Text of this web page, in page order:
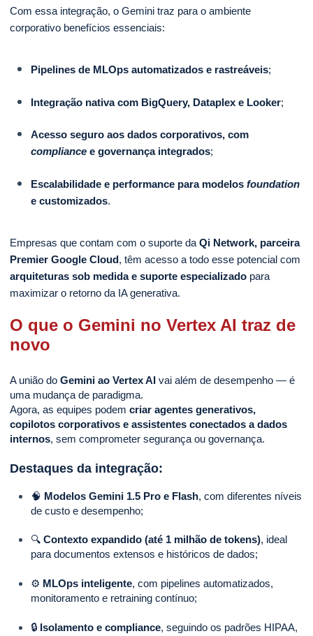
Com essa integração, o Gemini traz para o ambiente
corporativo benefícios essenciais:
Pipelines de MLOps automatizados e rastreáveis;
Integração nativa com BigQuery, Dataplex e Looker;
Acesso seguro aos dados corporativos, com
compliance e governança integrados;
Escalabilidade e performance para modelos foundation
e customizados.
Empresas que contam com o suporte da Qi Network, parceira
Premier Google Cloud, têm acesso a todo esse potencial com
arquiteturas sob medida e suporte especializado para
maximizar o retorno da IA generativa.
O que o Gemini no Vertex AI traz de
novo
A união do Gemini ao Vertex AI vai além de desempenho — é
uma mudança de paradigma.
Agora, as equipes podem criar agentes generativos,
copilotos corporativos e assistentes conectados a dados
internos, sem comprometer segurança ou governança.
Destaques da integração:
🧠 Modelos Gemini 1.5 Pro e Flash, com diferentes níveis
de custo e desempenho;
🔍 Contexto expandido (até 1 milhão de tokens), ideal
para documentos extensos e históricos de dados;
⚙️ MLOps inteligente, com pipelines automatizados,
monitoramento e retraining contínuo;
🔒 Isolamento e compliance, seguindo os padrões HIPAA,